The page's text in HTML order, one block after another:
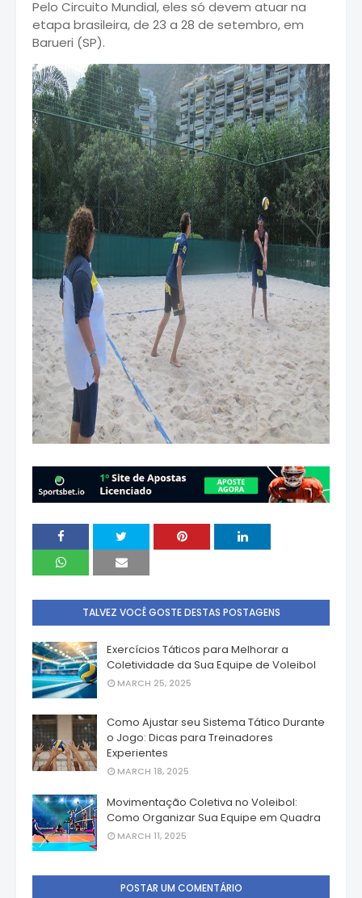
Pelo Circuito Mundial, eles só devem atuar na
etapa brasileira, de 23 a 28 de setembro, em
Barueri (SP).
TALVEZ VOCÊ GOSTE DESTAS POSTAGENS
Exercícios Táticos para Melhorar a
Coletividade da Sua Equipe de Voleibol
MARCH 25, 2025
Como Ajustar seu Sistema Tático Durante
o Jogo: Dicas para Treinadores
Experientes
MARCH 18, 2025
Movimentação Coletiva no Voleibol:
Como Organizar Sua Equipe em Quadra
MARCH 11, 2025
POSTAR UM COMENTÁRIO